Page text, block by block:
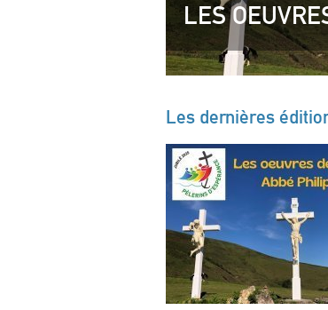
LES
Les dernières